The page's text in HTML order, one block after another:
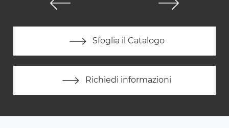
Sfoglia il Catalogo
Richiedi informazioni